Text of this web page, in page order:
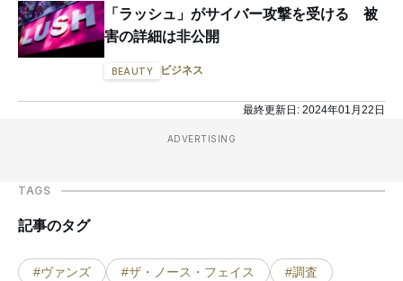
「ラッシュ」がサイバー攻撃を受ける 被
害の詳細は非公開
BEAUTY ビジネス
最終更新日: 2024年01月22日
ADVERTISING
TAGS
記事のタグ
#ヴァンズ #ザ・ノース・フェイス
#調査